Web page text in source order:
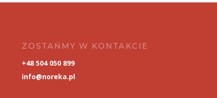
ZOSTAŃMY W KONTAKCIE
+48 504 050 899
info@noreka.pl